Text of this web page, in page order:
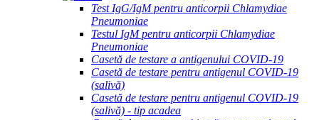
Test IgG/IgM pentru anticorpii Chlamydiae
Pneumoniae
Testul IgM pentru anticorpii Chlamydiae
Pneumoniae
Casetă de testare a antigenului COVID-19
Casetă de testare pentru antigenul COVID-19
(salivă)
Casetă de testare pentru antigenul COVID-19
(salivă) - tip acadea